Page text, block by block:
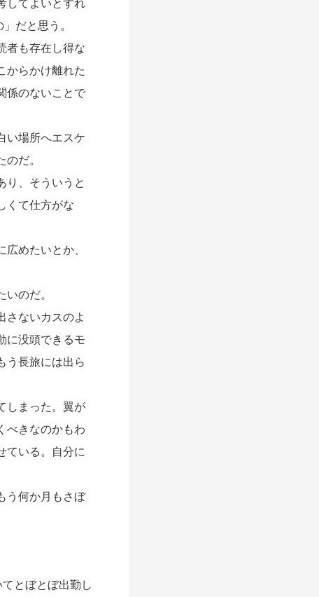
してよいとすれ
だと思う。
者も存在し得な
からかけ離れた
係のないことで
い場所へエスケ
だ。
り、そういうと
くて仕方がな
めたいとか、
のだ。
さないカスのよ
に没頭できるモ
う長旅には出ら
しまった。翼が
べきなのかもわ
ている。自分に
う何か月もさぼ
とぼとぼ出勤し